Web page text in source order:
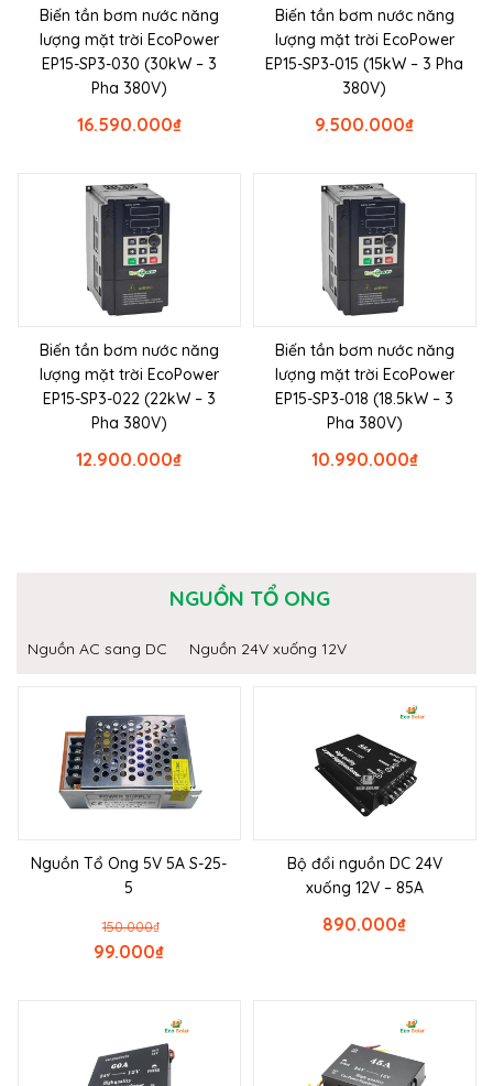
Biến tần bơm nước năng
lượng mặt trời EcoPower
EP15-SP3-030 (30kW – 3
Pha 380V)
₫
16.590.000
Biến tần bơm nước năng
lượng mặt trời EcoPower
EP15-SP3-015 (15kW – 3 Pha
380V)
₫
9.500.000
Biến tần bơm nước năng
lượng mặt trời EcoPower
EP15-SP3-022 (22kW – 3
Pha 380V)
₫
12.900.000
Biến tần bơm nước năng
lượng mặt trời EcoPower
EP15-SP3-018 (18.5kW – 3
Pha 380V)
₫
10.990.000
NGUỒN TỔ ONG
Nguồn AC sang DC Nguồn 24V xuống 12V
Nguồn Tổ Ong 5V 5A S-25-
5
₫
150.000
₫
99.000
Bộ đổi nguồn DC 24V
xuống 12V – 85A
₫
890.000